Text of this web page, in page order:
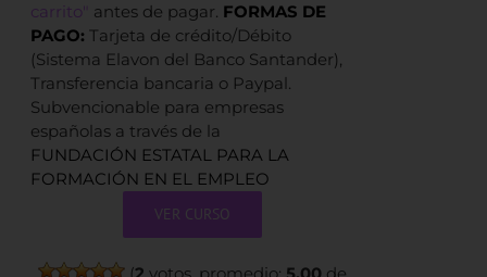
carrito" antes de pagar. FORMAS DE
PAGO: Tarjeta de crédito/Débito
(Sistema Elavon del Banco Santander),
Transferencia bancaria o Paypal.
Subvencionable para empresas
españolas a través de la
FUNDACIÓN ESTATAL PARA LA
FORMACIÓN EN EL EMPLEO
VER CURSO